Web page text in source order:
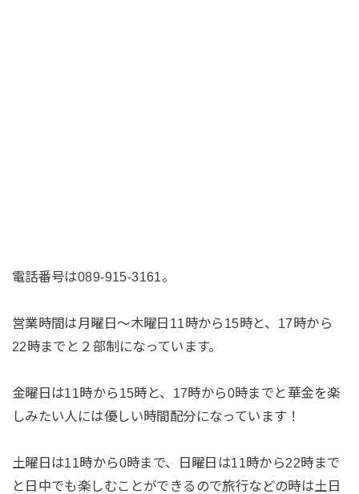
電話番号は089-915-3161。
営業時間は月曜日〜木曜日11時から15時と、17時から
22時までと２部制になっています。
金曜日は11時から15時と、17時から0時までと華金を楽
しみたい人には優しい時間配分になっています！
土曜日は11時から0時まで、日曜日は11時から22時まで
と日中でも楽しむことができるので旅行などの時は土日